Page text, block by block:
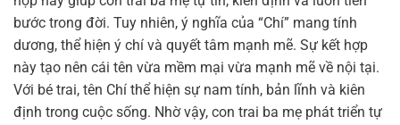
bước trong đời. Tuy nhiên, ý nghĩa của “Chí” mang tính
dương, thể hiện ý chí và quyết tâm mạnh mẽ. Sự kết hợp
này tạo nên cái tên vừa mềm mại vừa mạnh mẽ về nội tại.
Với bé trai, tên Chí thể hiện sự nam tính, bản lĩnh và kiên
định trong cuộc sống. Nhờ vậy, con trai ba mẹ phát triển tự